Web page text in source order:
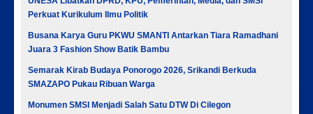
Perkuat Kurikulum Ilmu Politik
Busana Karya Guru PKWU SMANTI Antarkan Tiara Ramadhani
Juara 3 Fashion Show Batik Bambu
Semarak Kirab Budaya Ponorogo 2026, Srikandi Berkuda
SMAZAPO Pukau Ribuan Warga
Monumen SMSI Menjadi Salah Satu DTW Di Cilegon